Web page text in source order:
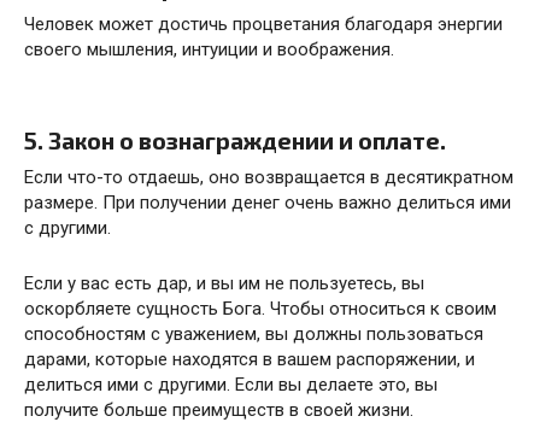
Человек может достичь процветания благодаря энергии
своего мышления, интуиции и воображения.
5. Закон о вознаграждении и оплате.
Если что-то отдаешь, оно возвращается в десятикратном
размере. При получении денег очень важно делиться ими
с другими.
Если у вас есть дар, и вы им не пользуетесь, вы
оскорбляете сущность Бога. Чтобы относиться к своим
способностям с уважением, вы должны пользоваться
дарами, которые находятся в вашем распоряжении, и
делиться ими с другими. Если вы делаете это, вы
получите больше преимуществ в своей жизни.